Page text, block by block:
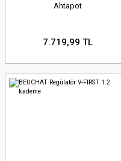
Ahtapot
7.719,99 TL